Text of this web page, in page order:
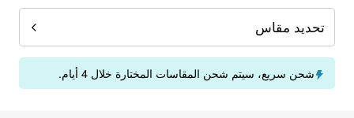
تحديد مقاس
شحن سريع، سيتم شحن المقاسات المختارة خلال 4 أيام.